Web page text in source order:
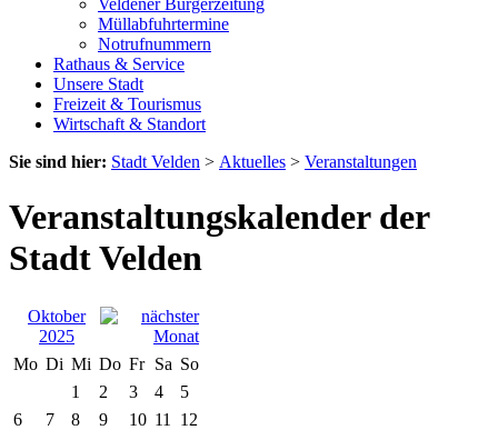
Veldener Bürgerzeitung
Müllabfuhrtermine
Notrufnummern
Rathaus & Service
Unsere Stadt
Freizeit & Tourismus
Wirtschaft & Standort
Sie sind hier: Stadt Velden > Aktuelles > Veranstaltungen
Veranstaltungskalender der
Stadt Velden
Oktober
2025
Mo Di Mi Do Fr Sa So
1
2 3 4
5
6
7 8 9 10 11
12